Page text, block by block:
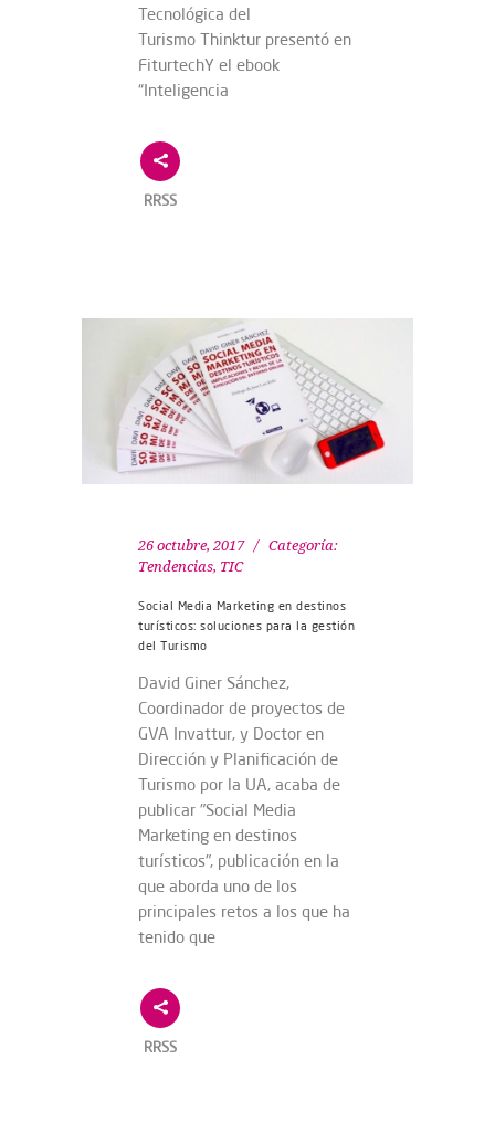
Tecnológica del
Turismo Thinktur presentó en
FiturtechY el ebook
“Inteligencia
RRSS
26 octubre, 2017
Categoría:
Tendencias, TIC
Social Media Marketing en destinos
turísticos: soluciones para la gestión
del Turismo
David Giner Sánchez,
Coordinador de proyectos de
GVA Invattur, y Doctor en
Dirección y Planificación de
Turismo por la UA, acaba de
publicar "Social Media
Marketing en destinos
turísticos", publicación en la
que aborda uno de los
principales retos a los que ha
tenido que
RRSS